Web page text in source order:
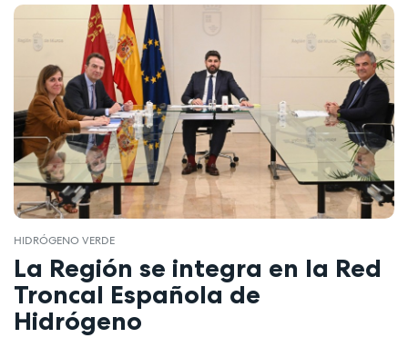
HIDRÓGENO VERDE
La Región se integra en la Red
Troncal Española de
Hidrógeno